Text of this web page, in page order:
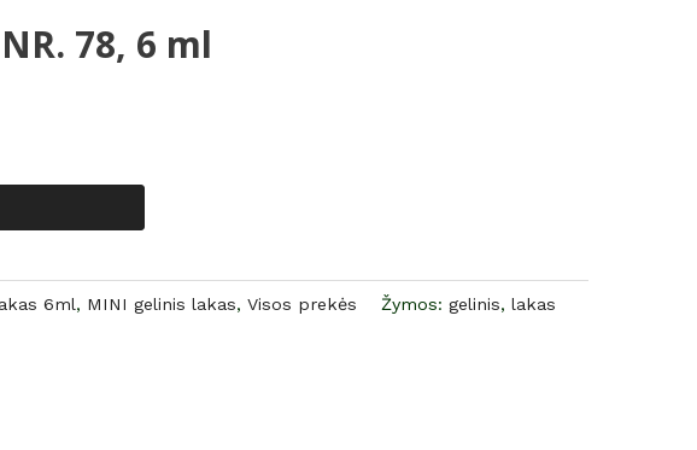
78, 6 ml
6ml, MINI gelinis lakas, Visos prekės Žymos: gelinis, lakas